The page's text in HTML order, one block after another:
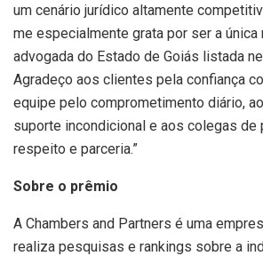
um cenário jurídico altamente
me especialmente grata por ser a única
advogada do Estado de Goiás listada
Agradeço aos clientes pela confiança
equipe pelo comprometimento diário,
suporte incondicional e aos colegas de
respeito e parceria.”
Sobre o prêmio
A Chambers and Partners é uma
realiza pesquisas e rankings sobre a